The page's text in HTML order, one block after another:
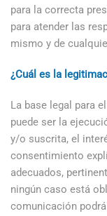
para la correcta
para atender las
mismo y de
¿Cuál es la
La base legal para
puede ser la
y/o suscrita, el
consentimiento
adecuados,
ningún caso está
comunicación